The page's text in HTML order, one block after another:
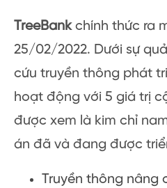
TreeBankchính thức ra
25/02/2022. Dưới sự
cứu truyền thông phát
hoạt động với 5 giá trị
được xem là kim chỉ
án đã và đang được
Truyền thông nâng